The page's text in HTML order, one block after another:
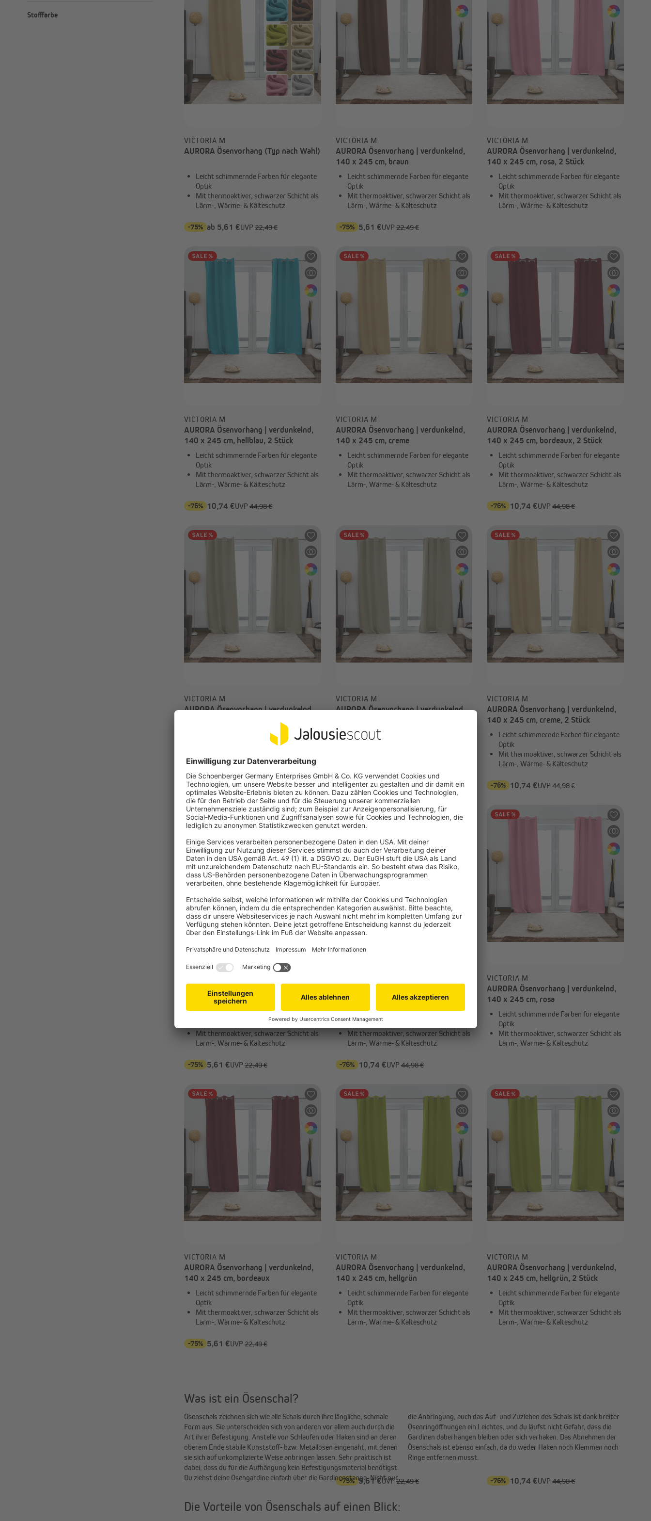
Stofffarbe
VICTORIA M
AURORA Ösenvorhang (Typ nach Wahl)
Leicht schimmernde Farben für elegante
Optik
Mit thermoaktiver, schwarzer Schicht als
Lärm-, Wärme- & Kälteschutz
-75% ab 5,61 €UVP 22,49 €
VICTORIA M
AURORA Ösenvorhang | verdunkelnd,
140 x 245 cm, braun
Leicht schimmernde Farben für elegante
Optik
Mit thermoaktiver, schwarzer Schicht als
Lärm-, Wärme- & Kälteschutz
-75% 5,61 €UVP22,49 €
VICTORIA M
AURORA Ösenvorhang | verdunkelnd,
140 x 245 cm, rosa, 2 Stück
Leicht schimmernde Farben für elegante
Optik
Mit thermoaktiver, schwarzer Schicht als
Lärm-, Wärme- & Kälteschutz
-76% 10,74 € UVP
VICTORIA M
AURORA Ösenvorhang | verdunkelnd,
140 x 245 cm, hellblau, 2 Stück
Leicht schimmernde Farben für elegante
Optik
Mit thermoaktiver, schwarzer Schicht als
Lärm-, Wärme- & Kälteschutz
-76% 10,74 €UVP 44,98 €
VICTORIA M
AURORA Ösenvorhang | verdunkelnd,
140 x 245 cm, creme
Leicht schimmernde Farben für elegante
Optik
Mit thermoaktiver, schwarzer Schicht als
Lärm-, Wärme- & Kälteschutz
-75% 5,61 € UVP
VICTORIA M
AURORA Ösenvorhang | verdunkelnd,
140 x 245 cm, bordeaux, 2 Stück
Leicht schimmernde Farben für elegante
Optik
Mit thermoaktiver, schwarzer Schicht als
Lärm-, Wärme- & Kälteschutz
-76% 10,74 €UVP44,98 €
VICTORIA M
AURORA Ösenvorhang | verdunkelnd,
Leicht schimmernde Farben für elegante
Lärm-, Wärme- & Kälteschutz
-76% 10,74 €UVP44,98 €
VICTORIA M
AURORA Ösenvorhang | verdunkelnd,
Leicht schimmernde Farben für elegante
-75% 5,61 €UVP22,49 €
VICTORIA M
AURORA Ösenvorhang | verdunkelnd,
140 x 245 cm, creme, 2 Stück
Leicht schimmernde Farben für elegante
Optik
Mit thermoaktiver, schwarzer Schicht als
Lärm-, Wärme- & Kälteschutz
-76% 10,74 €UVP44,98 €
AURORA Ösenvorhang | verdunkelnd,
140 x 245 cm, hellblau
Leicht schimmernde Farben für elegante
Mit thermoaktiver, schwarzer Schicht als
Lärm-, Wärme- & Kälteschutz
-75% 5,61 €UVP 22,49 €
AURORA Ösenvorhang | verdunkelnd,
140 x 245 cm, braun, 2 Stück
Leicht schimmernde Farben für elegante
Optik
Mit thermoaktiver, schwarzer Schicht als
Lärm-, Wärme- & Kälteschutz
-76% 10,74 €UVP44,98 €
VICTORIA M
AURORA Ösenvorhang | verdunkelnd,
140 x 245 cm, rosa
Leicht schimmernde Farben für elegante
Optik
Mit thermoaktiver, schwarzer Schicht als
Lärm-, Wärme- & Kälteschutz
-75% 5,61 € UVP
VICTORIA M
AURORA Ösenvorhang | verdunkelnd,
140 x 245 cm, bordeaux
Leicht schimmernde Farben für elegante
Optik
Mit thermoaktiver, schwarzer Schicht als
Lärm-, Wärme- & Kälteschutz
-75% 5,61 €UVP 22,49 €
VICTORIA M
AURORA Ösenvorhang | verdunkelnd,
140 x 245 cm, hellgrün
Leicht schimmernde Farben für elegante
Optik
Mit thermoaktiver, schwarzer Schicht als
Lärm-, Wärme- & Kälteschutz
-75% 5,61 €UVP22,49 €
VICTORIA M
AURORA Ösenvorhang | verdunkelnd,
140 x 245 cm, hellgrün, 2 Stück
Leicht schimmernde Farben für elegante
Optik
Mit thermoaktiver, schwarzer Schicht als
Lärm-, Wärme- & Kälteschutz
-76% 10,74 €UVP44,98 €
Was ist ein Ösenschal?
Ösenschals zeichnen sich wie alle Schals durch ihre längliche, schmale
Form aus. Sie unterscheiden sich von anderen vor allem auch durch die
Art ihrer Befestigung. Anstelle von Schlaufen oder Haken sind an deren
oberem Ende stabile Kunststoff- bzw. Metallösen eingenäht, mit denen
sie sich auf unkomplizierte Weise anbringen lassen. Sehr praktisch ist
dabei, dass du für die Aufhängung kein Befestigungsmaterial benötigst.
Du ziehst deine Ösengardine einfach über die Gardinenstange. Nicht nur
die Anbringung, auch das Auf- und Zuziehen des Schals ist dank breiter
Ösenringöffnungen ein Leichtes, und du läufst nicht Gefahr, dass die
Gardinen dabei hängen bleiben oder sich verhaken. Das Abnehmen der
Ösenschals ist ebenso einfach, da du weder Haken noch Klemmen noch
Ringe entfernen musst.
Die Vorteile von Ösenschals auf einen Blick: